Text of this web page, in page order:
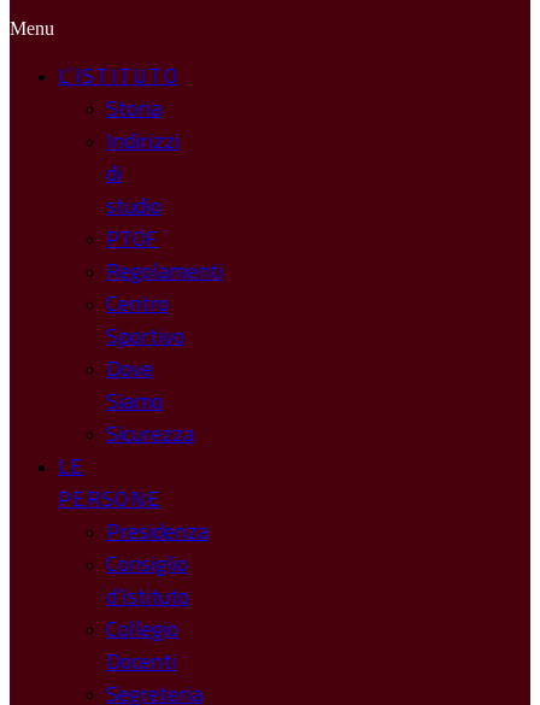
Menu
L’ISTITUTO
Storia
Indirizzi
di
studio
PTOF
Regolamenti
Centro
Sportivo
Dove
Siamo
Sicurezza
LE
PERSONE
Presidenza
Consiglio
d’Istituto
Collegio
Docenti
Segreteria